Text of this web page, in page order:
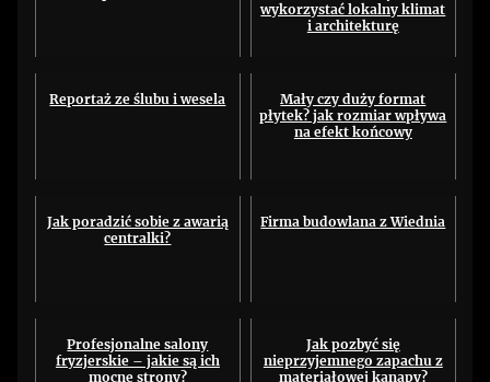
wykorzystać lokalny klimat
i architekturę
Reportaż ze ślubu i wesela
Mały czy duży format
płytek? jak rozmiar wpływa
na efekt końcowy
Jak poradzić sobie z awarią
centralki?
Firma budowlana z Wiednia
Profesjonalne salony
fryzjerskie – jakie są ich
mocne strony?
Jak pozbyć się
nieprzyjemnego zapachu z
materiałowej kanapy?